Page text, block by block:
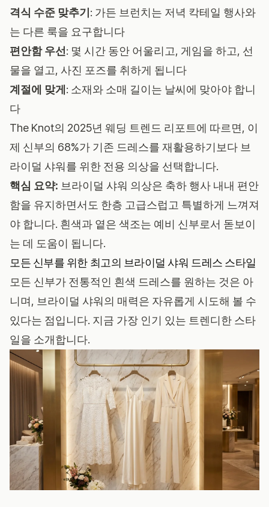
격식 수준 맞추기 : 가든 브런치는 저녁 칵테일 행사와
는 다른 룩을 요구합니다
편안함 우선 : 몇 시간 동안 어울리고, 게임을 하고, 선
물을 열고, 사진 포즈를 취하게 됩니다
계절에 맞게 : 소재와 소매 길이는 날씨에 맞아야 합니
다
The Knot의 2025년 웨딩 트렌드 리포트에 따르면, 이
제 신부의 68%가 기존 드레스를 재활용하기보다 브
라이덜 샤워를 위한 전용 의상을 선택합니다.
핵심 요약: 브라이덜 샤워 의상은 축하 행사 내내 편안
함을 유지하면서도 한층 고급스럽고 특별하게 느껴져
야 합니다. 흰색과 옅은 색조는 예비 신부로서 돋보이
는 데 도움이 됩니다.
모든 신부를 위한 최고의 브라이덜 샤워 드레스 스타일
모든 신부가 전통적인 흰색 드레스를 원하는 것은 아
니며, 브라이덜 샤워의 매력은 자유롭게 시도해 볼 수
있다는 점입니다. 지금 가장 인기 있는 트렌디한 스타
일을 소개합니다.